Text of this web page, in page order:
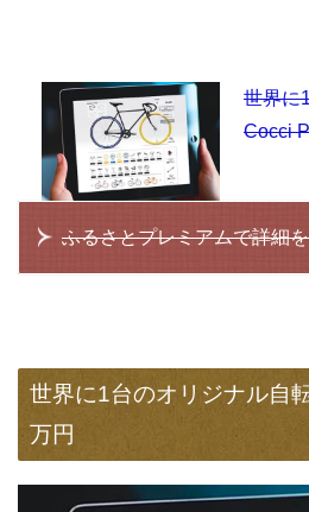
世界に
Cocci
ふるさとプレミアムで詳細
世界に1台のオリジナル自
万円